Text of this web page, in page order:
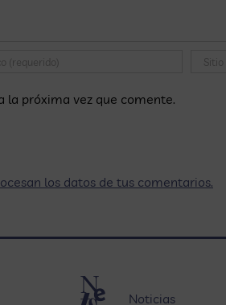
la próxima vez que comente.
los datos de tus comentarios.
Noticias